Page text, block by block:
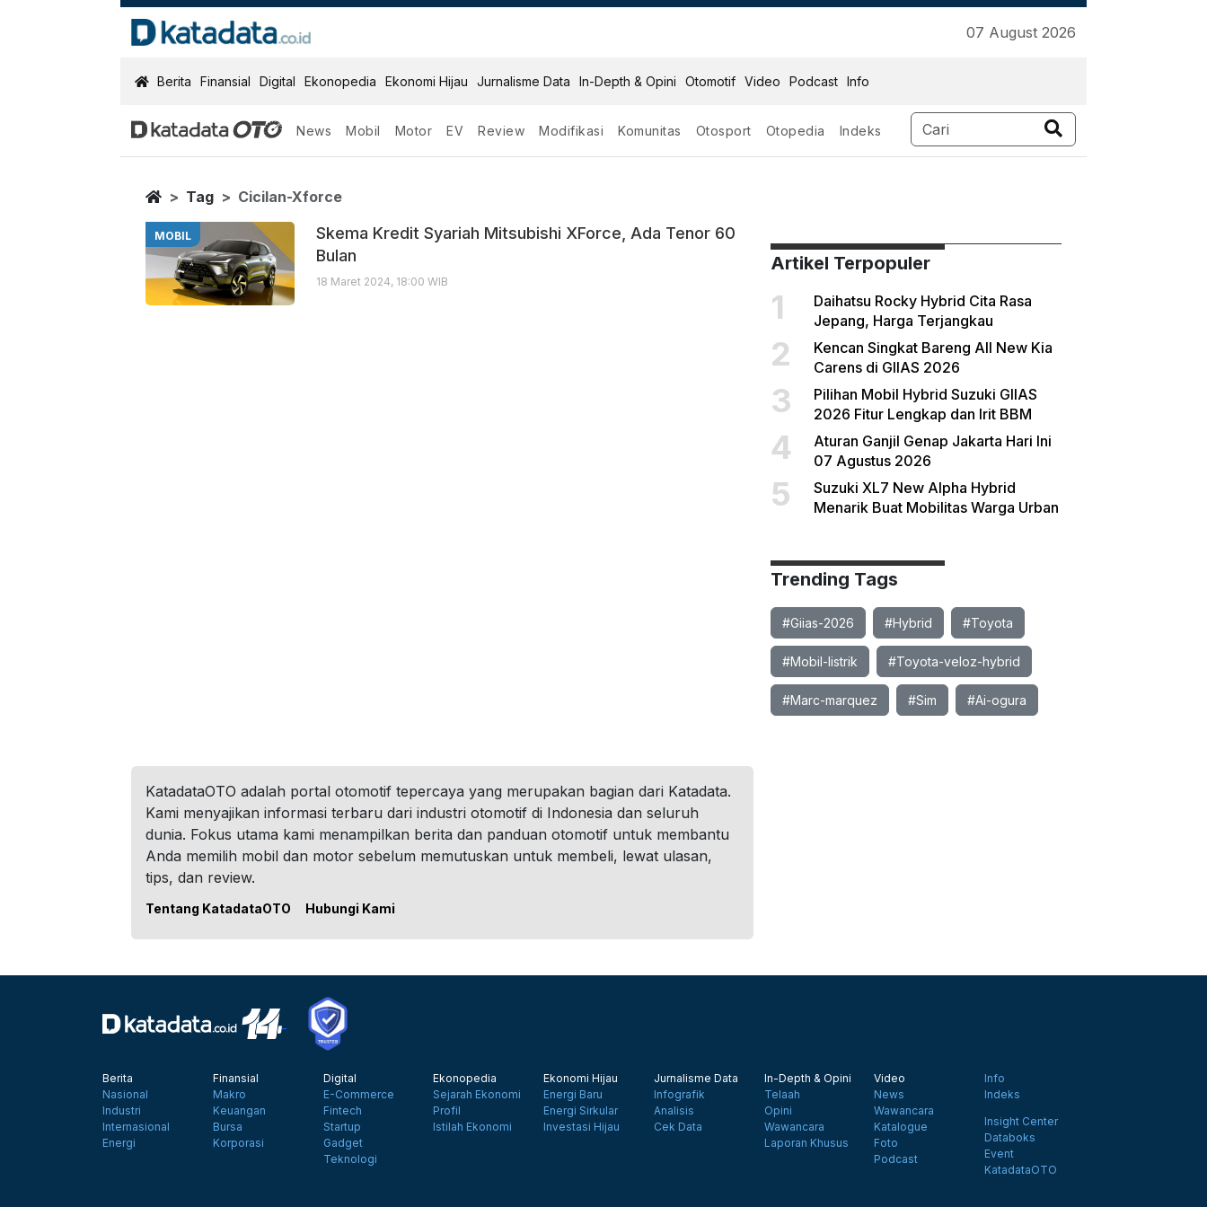
07 August 2026
KatadataOTO
Berita Finansial Digital Ekonopedia Ekonomi Hijau Jurnalisme Data In-Depth & Opini Otomotif Video Podcast Info
News Mobil Motor EV Review Modifikasi Komunitas Otosport Otopedia Indeks
Cicilan Xforce
Berita Terbaru
Home
Tag Cicilan-Xforce
MOBIL
Skema Kredit Syariah Mitsubishi XForce, Ada Tenor 60
Bulan
18 Maret 2024, 18:00 WIB
Artikel Terpopuler
1
Daihatsu Rocky Hybrid Cita Rasa
Jepang, Harga Terjangkau
2
Kencan Singkat Bareng All New Kia
Carens di GIIAS 2026
3
Pilihan Mobil Hybrid Suzuki GIIAS
2026 Fitur Lengkap dan Irit BBM
4
Aturan Ganjil Genap Jakarta Hari Ini
07 Agustus 2026
5
Suzuki XL7 New Alpha Hybrid
Menarik Buat Mobilitas Warga Urban
Trending Tags
#Giias-2026 #Hybrid #Toyota
#Mobil-listrik #Toyota-veloz-hybrid
#Marc-marquez #Sim #Ai-ogura
KatadataOTO adalah portal otomotif tepercaya yang merupakan bagian dari Katadata.
Kami menyajikan informasi terbaru dari industri otomotif di Indonesia dan seluruh
dunia. Fokus utama kami menampilkan berita dan panduan otomotif untuk membantu
Anda memilih mobil dan motor sebelum memutuskan untuk membeli, lewat ulasan,
tips, dan review.
Tentang KatadataOTO Hubungi Kami
Berita
Nasional
Industri
Internasional
Energi
Finansial
Makro
Keuangan
Bursa
Korporasi
Digital
E-Commerce
Fintech
Startup
Gadget
Teknologi
Ekonopedia
Sejarah Ekonomi
Profil
Istilah Ekonomi
Ekonomi Hijau
Energi Baru
Energi Sirkular
Investasi Hijau
Jurnalisme Data
Infografik
Analisis
Cek Data
In-Depth & Opini
Telaah
Opini
Wawancara
Laporan Khusus
Video
News
Wawancara
Katalogue
Foto
Podcast
Info
Indeks
Insight Center
Databoks
Event
KatadataOTO